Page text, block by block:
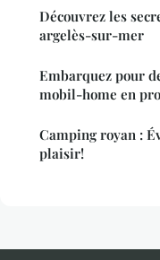
Découvrez les
argelès-sur-mer
Embarquez pour
mobil-home en
Camping royan :
plaisir!